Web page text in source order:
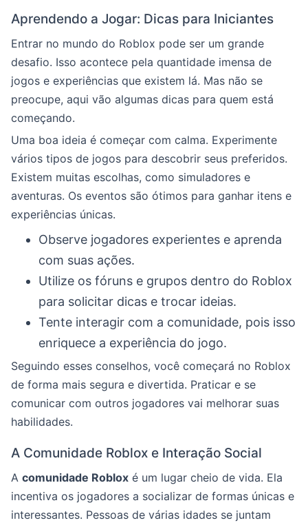
Aprendendo a Jogar: Dicas para Iniciantes
Entrar no mundo do Roblox pode ser um grande
desafio. Isso acontece pela quantidade imensa de
jogos e experiências que existem lá. Mas não se
preocupe, aqui vão algumas dicas para quem está
começando.
Uma boa ideia é começar com calma. Experimente
vários tipos de jogos para descobrir seus preferidos.
Existem muitas escolhas, como simuladores e
aventuras. Os eventos são ótimos para ganhar itens e
experiências únicas.
Observe jogadores experientes e aprenda
com suas ações.
Utilize os fóruns e grupos dentro do Roblox
para solicitar dicas e trocar ideias.
Tente interagir com a comunidade, pois isso
enriquece a experiência do jogo.
Seguindo esses conselhos, você começará no Roblox
de forma mais segura e divertida. Praticar e se
comunicar com outros jogadores vai melhorar suas
habilidades.
A Comunidade Roblox e Interação Social
A comunidade Roblox é um lugar cheio de vida. Ela
incentiva os jogadores a socializar de formas únicas e
interessantes. Pessoas de várias idades se juntam